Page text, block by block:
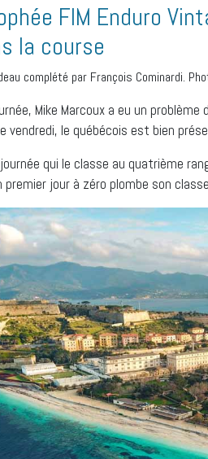
FIM Enduro
la course
complété par François Cominardi.
Mike Marcoux a eu un
vendredi, le québécois est bien
qui le classe au quatrième
premier jour à zéro plombe son